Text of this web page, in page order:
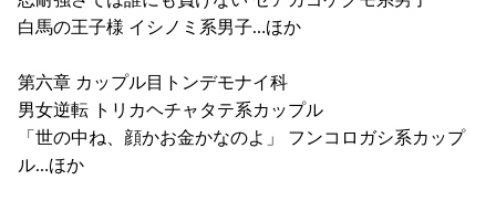
白馬の王子様 イシノミ系男子…ほか
第六章 カップル目トンデモナイ科
男女逆転 トリカヘチャタテ系カップル
「世の中ね、顔かお金かなのよ」 フンコロガシ系カップ
ル…ほか